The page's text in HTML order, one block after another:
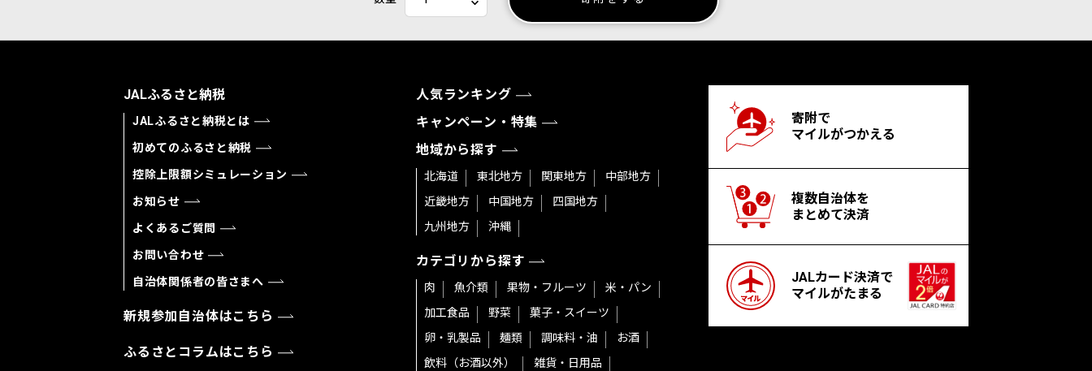
JALふるさと納税
JALふるさと納税とは
初めてのふるさと納税
控除上限額シミュレーション
お知らせ
よくあるご質問
お問い合わせ
自治体関係者の皆さまへ
新規参加自治体はこちら
ふるさとコラムはこちら
人気ランキング
キャンペーン・特集
地域から探す
北海道 東北地方 関東地方
中部地方
近畿地方
中国地方
四国地方
九州地方
沖縄
カテゴリから探す
肉 魚介類 果物・フルーツ
米・パン
加工食品
野菜
菓子・スイーツ
卵・乳製品
麺類 調味料・油
お酒
飲料（お酒以外）
雑貨・日用品
寄附で
マイルがつかえる
複数自治体を
まとめて決済
JALカード決済で
マイルがたまる